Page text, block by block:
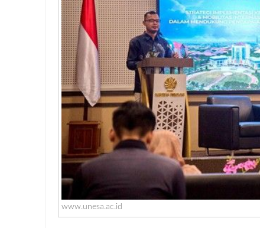
www.unesa.ac.id